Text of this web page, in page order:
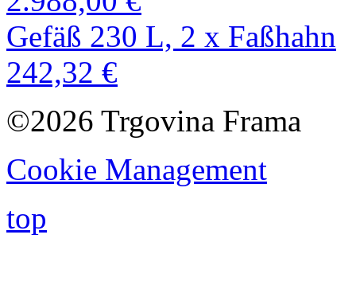
Gefäß 230 L, 2 x Faßhahn
242,32 €
©2026 Trgovina Frama
Cookie Management
top